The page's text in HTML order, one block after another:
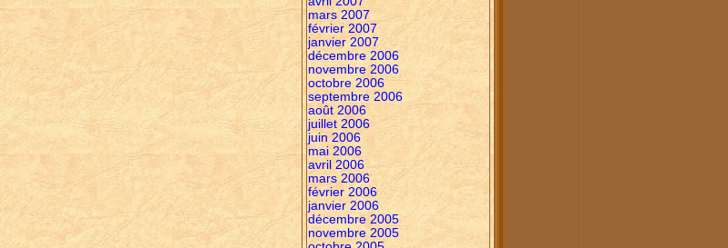
mars 2007
février 2007
janvier 2007
décembre 2006
novembre 2006
octobre 2006
septembre 2006
août 2006
juillet 2006
juin 2006
mai 2006
avril 2006
mars 2006
février 2006
janvier 2006
décembre 2005
novembre 2005